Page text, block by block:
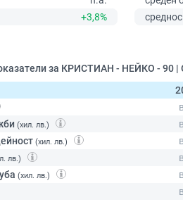
+3,8%
за КРИСТИАН - НЕЙКО - 90
(хил. лв.)
(хил. лв.)
лв.)
(хил. лв.)